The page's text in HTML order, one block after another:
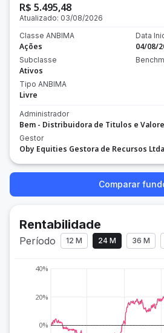
R$ 5.495,48
Atualizado: 03/08/2026
Classe ANBIMA
Ações
Subclasse
Ativos
Tipo ANBIMA
Livre
Data
04/08/
Administrador
Bem - Distribuidora de Titulos e
Gestor
Oby Equities Gestora de Recursos
Comparar
Rentabilidade
Período 12 M 24 M 36 M
0%
20%
40%